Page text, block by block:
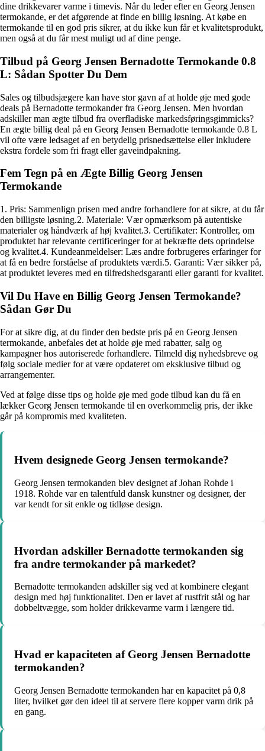
dine drikkevarer varme i timevis. Når du leder efter en Georg Jensen
termokande, er det afgørende at finde en billig løsning. At købe en
termokande til en god pris sikrer, at du ikke kun får et kvalitetsprodukt,
men også at du får mest muligt ud af dine penge.
Tilbud på Georg Jensen Bernadotte Termokande 0.8
L: Sådan Spotter Du Dem
Sales og tilbudsjægere kan have stor gavn af at holde øje med gode
deals på Bernadotte termokander fra Georg Jensen. Men hvordan
adskiller man ægte tilbud fra overfladiske markedsføringsgimmicks?
En ægte billig deal på en Georg Jensen Bernadotte termokande 0.8 L
vil ofte være ledsaget af en betydelig prisnedsættelse eller inkludere
ekstra fordele som fri fragt eller gaveindpakning.
Fem Tegn på en Ægte Billig Georg Jensen
Termokande
1. Pris: Sammenlign prisen med andre forhandlere for at sikre, at du får
den billigste løsning.2. Materiale: Vær opmærksom på autentiske
materialer og håndværk af høj kvalitet.3. Certifikater: Kontroller, om
produktet har relevante certificeringer for at bekræfte dets oprindelse
og kvalitet.4. Kundeanmeldelser: Læs andre forbrugeres erfaringer for
at få en bedre forståelse af produktets værdi.5. Garanti: Vær sikker på,
at produktet leveres med en tilfredshedsgaranti eller garanti for kvalitet.
Vil Du Have en Billig Georg Jensen Termokande?
Sådan Gør Du
For at sikre dig, at du finder den bedste pris på en Georg Jensen
termokande, anbefales det at holde øje med rabatter, salg og
kampagner hos autoriserede forhandlere. Tilmeld dig nyhedsbreve og
følg sociale medier for at være opdateret om eksklusive tilbud og
arrangementer.
Ved at følge disse tips og holde øje med gode tilbud kan du få en
lækker Georg Jensen termokande til en overkommelig pris, der ikke
går på kompromis med kvaliteten.
Hvem designede Georg Jensen termokande?
Georg Jensen termokanden blev designet af Johan Rohde i
1918. Rohde var en talentfuld dansk kunstner og designer, der
var kendt for sit enkle og tidløse design.
Hvordan adskiller Bernadotte termokanden sig
fra andre termokander på markedet?
Bernadotte termokanden adskiller sig ved at kombinere elegant
design med høj funktionalitet. Den er lavet af rustfrit stål og har
dobbeltvægge, som holder drikkevarme varm i længere tid.
Hvad er kapaciteten af Georg Jensen Bernadotte
termokanden?
Georg Jensen Bernadotte termokanden har en kapacitet på 0,8
liter, hvilket gør den ideel til at servere flere kopper varm drik på
en gang.